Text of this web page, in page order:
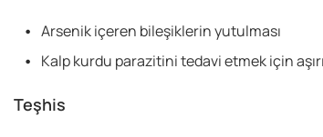
Arsenik içeren bileşiklerin yutulması
Kalp kurdu parazitini tedavi etmek için
Teşhis